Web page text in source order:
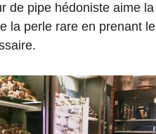
de pipe hédoniste aime la
la perle rare en prenant le